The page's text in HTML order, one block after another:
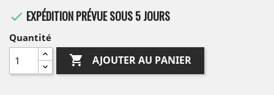
 EXPÉDITION PRÉVUE SOUS 5 JOURS
Quantité
 AJOUTER AU PANIER